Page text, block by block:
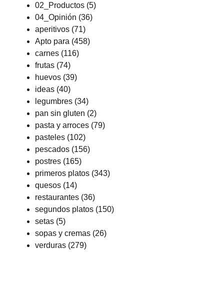
02_Productos (5)
04_Opinión (36)
aperitivos (71)
Apto para (458)
carnes (116)
frutas (74)
huevos (39)
ideas (40)
legumbres (34)
pan sin gluten (2)
pasta y arroces (79)
pasteles (102)
pescados (156)
postres (165)
primeros platos (343)
quesos (14)
restaurantes (36)
segundos platos (150)
setas (5)
sopas y cremas (26)
verduras (279)